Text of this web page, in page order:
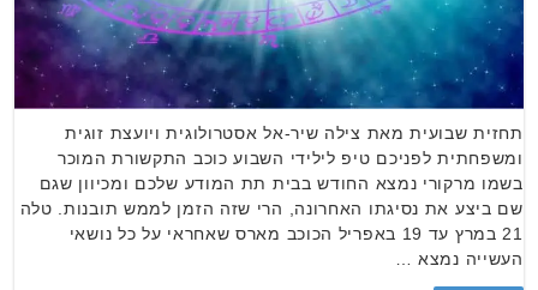
תחזית שבועית מאת צילה שיר-אל אסטרולוגית ויועצת זוגית
ומשפחתית לפניכם טיפ לילידי השבוע כוכב התקשורת המוכר
בשמו מרקורי נמצא החודש בבית תת המודע שלכם ומכיוון שגם
שם ביצע את נסיגתו האחרונה, הרי שזה הזמן לממש תובנות. טלה
21 במרץ עד 19 באפריל הכוכב מארס שאחראי על כל נושאי
העשייה נמצא …